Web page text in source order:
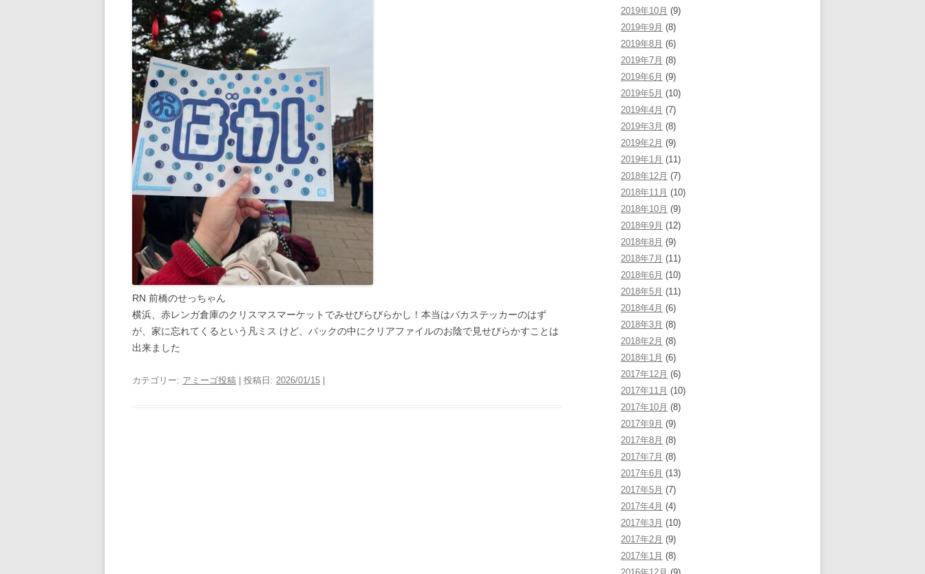
RN 前橋のせっちゃん
横浜、赤レンガ倉庫のクリスマスマーケットでみせびらびらかし！本当はバカステッカーのはず
が、家に忘れてくるという凡ミス けど、バックの中にクリアファイルのお陰で見せびらかすことは
出来ました
カテゴリー: アミーゴ投稿 | 投稿日: 2026/01/15
2019年10月 (9)
2019年9月 (8)
2019年8月 (6)
2019年7月 (8)
2019年6月 (9)
2019年5月 (10)
2019年4月 (7)
2019年3月 (8)
2019年2月 (9)
2019年1月 (11)
2018年12月 (7)
2018年11月 (10)
2018年10月 (9)
2018年9月 (12)
2018年8月 (9)
2018年7月 (11)
2018年6月 (10)
2018年5月 (11)
2018年4月 (6)
2018年3月 (8)
2018年2月 (8)
2018年1月 (6)
2017年12月 (6)
2017年11月 (10)
2017年10月 (8)
2017年9月 (9)
2017年8月 (8)
2017年7月 (8)
2017年6月 (13)
2017年5月 (7)
2017年4月 (4)
2017年3月 (10)
2017年2月 (9)
2017年1月 (8)